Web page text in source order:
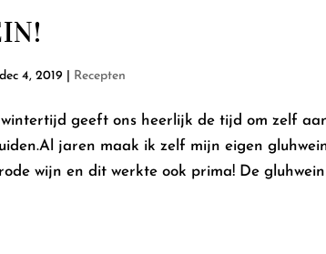
dec 4, 2019 Recepten
geeft ons heerlijk de tijd om zelf
jaren maak ik zelf mijn eigen
wijn en dit werkte ook prima! De gluhwein